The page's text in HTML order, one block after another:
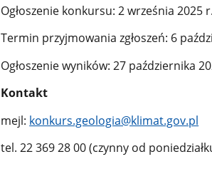
Ogłoszenie konkursu: 2 września 2025 r.
Termin przyjmowania zgłoszeń: 6
Ogłoszenie wyników: 27 października
Kontakt
mejl: konkurs.geologia@klimat.gov.pl
tel. 22 369 28 00 (czynny od